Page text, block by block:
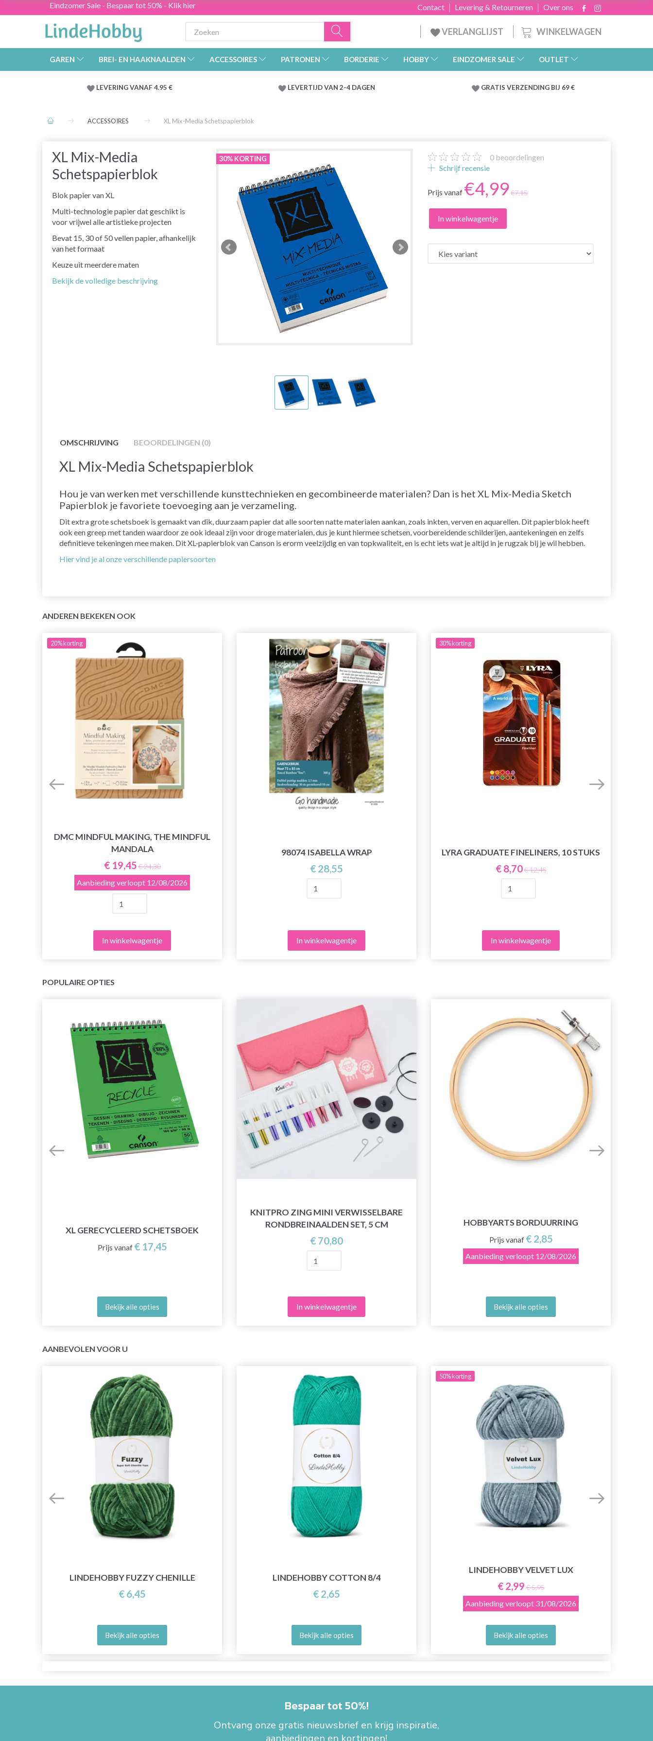
Eindzomer Sale - Bespaar tot 50% - Klik hier Over ons
Levering & Retourneren
Contact
WINKELWAGEN
VERLANGLIJST
GAREN BREI- EN HAAKNAALDEN ACCESSOIRES PATRONEN BORDERIE HOBBY EINDZOMER SALE OUTLET
LEVERING VANAF 4.95 € LEVERTIJD VAN 2-4 DAGEN GRATIS VERZENDING BIJ 69 €
ACCESSOIRES XL Mix-Media Schetspapierblok
XL Mix-Media
Schetspapierblok
Blok papier van XL
Multi-technologie papier dat geschikt is
voor vrijwel alle artistieke projecten
Bevat 15, 30 of 50 vellen papier, afhankelijk
van het formaat
Keuze uit meerdere maten
Bekijk de volledige beschrijving
30% KORTING 0 beoordelingen
Schrijf recensie
Prijs vanaf €4,99€7,15
In winkelwagentje
OMSCHRIJVING BEOORDELINGEN (0)
XL Mix-Media Schetspapierblok
Hou je van werken met verschillende kunsttechnieken en gecombineerde materialen? Dan is het XL Mix-Media Sketch
Papierblok je favoriete toevoeging aan je verzameling.
Dit extra grote schetsboek is gemaakt van dik, duurzaam papier dat alle soorten natte materialen aankan, zoals inkten, verven en aquarellen. Dit papierblok heeft
ook een greep met tanden waardoor ze ook ideaal zijn voor droge materialen, dus je kunt hiermee schetsen, voorbereidende schilderijen, aantekeningen en zelfs
definitieve tekeningen mee maken. Dit XL-papierblok van Canson is erorm veelzijdig en van topkwaliteit, en is echt iets wat je altijd in je rugzak bij je wil hebben.
Hier vind je al onze verschillende papiersoorten
ANDEREN BEKEKEN OOK
20%korting
DMC MINDFUL MAKING, THE MINDFUL
MANDALA
€ 19,45 € 24,30
Aanbieding verloopt 12/08/2026
In winkelwagentje
98074 ISABELLA WRAP
€ 28,55
In winkelwagentje
30%korting
LYRA GRADUATE FINELINERS, 10 STUKS
€ 8,70€ 12,45
In winkelwagentje
POPULAIRE OPTIES
XL GERECYCLEERD SCHETSBOEK
Prijs vanaf € 17,45
Bekijk alle opties
KNITPRO ZING MINI VERWISSELBARE
RONDBREINAALDEN SET, 5 CM
€ 70,80
In winkelwagentje
HOBBYARTS BORDUURRING
Prijs vanaf € 2,85
Aanbieding verloopt 12/08/2026
Bekijk alle opties
AANBEVOLEN VOOR U
LINDEHOBBY FUZZY CHENILLE
€ 6,45
Bekijk alle opties
LINDEHOBBY COTTON 8/4
€ 2,65
Bekijk alle opties
50%korting
LINDEHOBBY VELVET LUX
€ 2,99 € 5,95
Aanbieding verloopt 31/08/2026
Bekijk alle opties
Bespaar tot 50%!
Ontvang onze gratis nieuwsbrief en krijg inspiratie,